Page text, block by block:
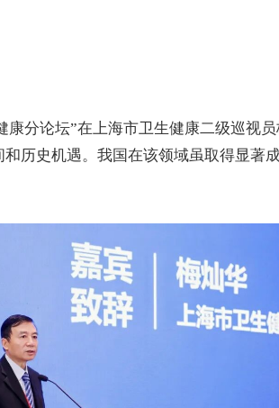
康分论坛”在上海市卫生健康二级巡视
历史机遇。我国在该领域虽取得显著